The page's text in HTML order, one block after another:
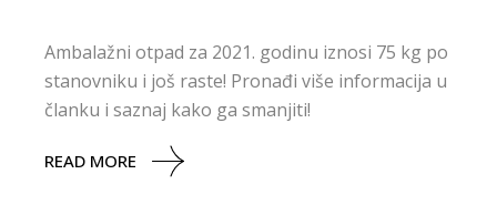
Ambalažni otpad za 2021. godinu iznosi 75 kg po
stanovniku i još raste! Pronađi više informacija u
članku i saznaj kako ga smanjiti!
READ MORE